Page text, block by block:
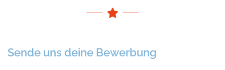
Sende uns deine Bewerbung